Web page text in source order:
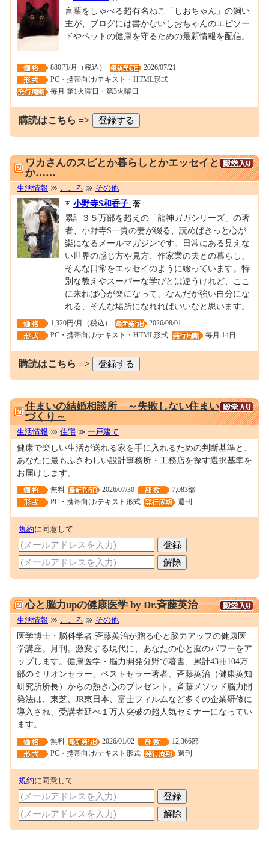
言葉をしゃべる超有名ねこ「しおちゃん」の飼い
主が、ブログには書かないしおちゃんのエピソー
ドやペットの健康を守るための最新情報を配信。
880円/月（税込）
2026/07/21
PC・携帯向け/テキスト・HTML形式
毎月 第1火曜日・第3火曜日
購読はこちら =>
ワカさんのスピとか暮らしとかエッセイと
か……
生活情報 こころ その他
小野寺S和香子 著
累計３５万部を超えの「龍神ガガシリーズ」の著
者、小野寺S一貴の妻が綴る、読めばきっと心が
楽になるメールマガジンです。日常にある見えな
い世界の感じ方や見方、作家業の夫との暮らし、
そんな日常をエッセイのように綴っています。特
別な教えやスーパーな学びとは違うけれど、ここ
に来れば心が楽になって、なんだか強い自分にな
れる、そんな場所になれればいいなと思います。
1,320円/月（税込）
2026/08/01
PC・携帯向け/テキスト・HTML形式
毎月 14日
購読はこちら =>
住まいの結婚相談所 ～失敗しない住まい
づくり～
生活情報 住宅 一戸建て
健康で楽しい生活が送れる家を手に入れるための判断基準と、
あなたに最もふさわしい設計事務所・工務店を探す選択基準を
お届けします。
無料 2026/07/30
7,083部
PC・携帯向け/テキスト形式
週刊
規約に同意して
心と脳力upの健康医学 by Dr.斉藤英治
生活情報 こころ その他
医学博士・脳科学者 斉藤英治が贈る心と脳力アップの健康医
学講座。月刊。激変する現代に、あなたの心と脳のパワーをア
ップします。健康医学・脳力開発分野で著書、累計43冊104万
部のミリオンセラー、ベストセラー著者、斉藤英治（健康英知
研究所所長）からの熱き心のプレゼント。斉藤メソッド脳力開
発法は、東芝、JR東日本、富士フィルムなど多くの企業研修に
導入され、受講者延べ１万人突破の超人気セミナーになってい
ます。
無料 2026/01/02
12,366部
PC・携帯向け/テキスト形式
週刊
規約に同意して